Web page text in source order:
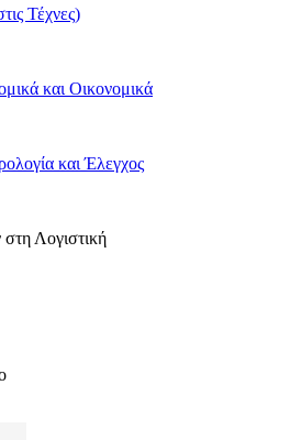
Τέχνες)
και Οικονομικά
και Έλεγχος
Λογιστική